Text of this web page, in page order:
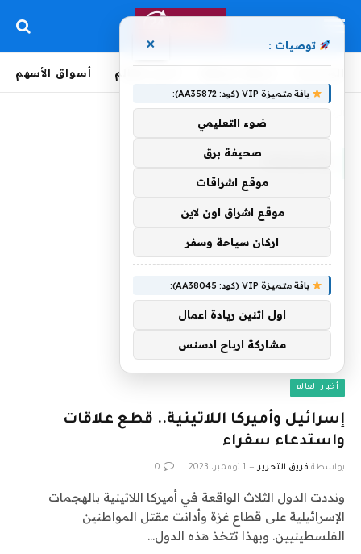
أخبار العالم أسواق الأسهم
واستدعاء
أخبار العالم
إسرائيل وأميركا اللاتينية.. قطع علاقات
واستدعاء سفراء
بواسطة فريق التحرير 1 نوفمبر، 2023 0
ونددت الدول الثلاث الواقعة في أميركا اللاتينية بالهجمات
الإسرائيلية على قطاع غزة وأدانت مقتل المواطنين
الفلسطينيين. وبهذا تتخذ هذه الدول…
توصيات : ×
باقة متميزة VIP (كود: AA35872):
ضوء التعليمي
صحيفة برق
موقع اشراقات
موقع اشراق اون لاين
اركان سياحة وسفر
باقة متميزة VIP (كود: AA38045):
اول اثنين ريادة اعمال
مشاركة ارباح ادسنس